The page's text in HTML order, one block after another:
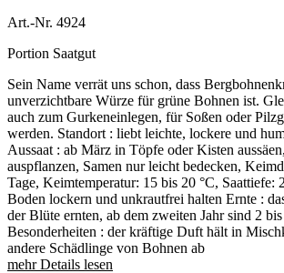
Art.-Nr. 4924
Portion Saatgut
Sein Name verrät uns schon, dass
unverzichtbare Würze für grüne Bohnen ist.
auch zum Gurkeneinlegen, für Soßen oder
werden. Standort : liebt leichte, lockere und
Aussaat : ab März in Töpfe oder Kisten
auspflanzen, Samen nur leicht bedecken,
Tage, Keimtemperatur: 15 bis 20 °C, Saattiefe:
Boden lockern und unkrautfrei halten Ernte :
der Blüte ernten, ab dem zweiten Jahr sind 2
Besonderheiten : der kräftige Duft hält in
andere Schädlinge von Bohnen ab
mehr Details lesen